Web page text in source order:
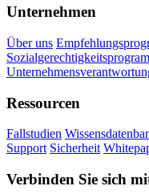
Unternehmen
Über uns
Ressourcen
Fallstudien
Support Sicherheit
Verbinden Sie sich